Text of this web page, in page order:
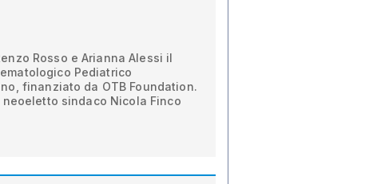
Rosso e Arianna Alessi il
Pediatrico
finanziato da OTB Foundation.
sindaco Nicola Finco